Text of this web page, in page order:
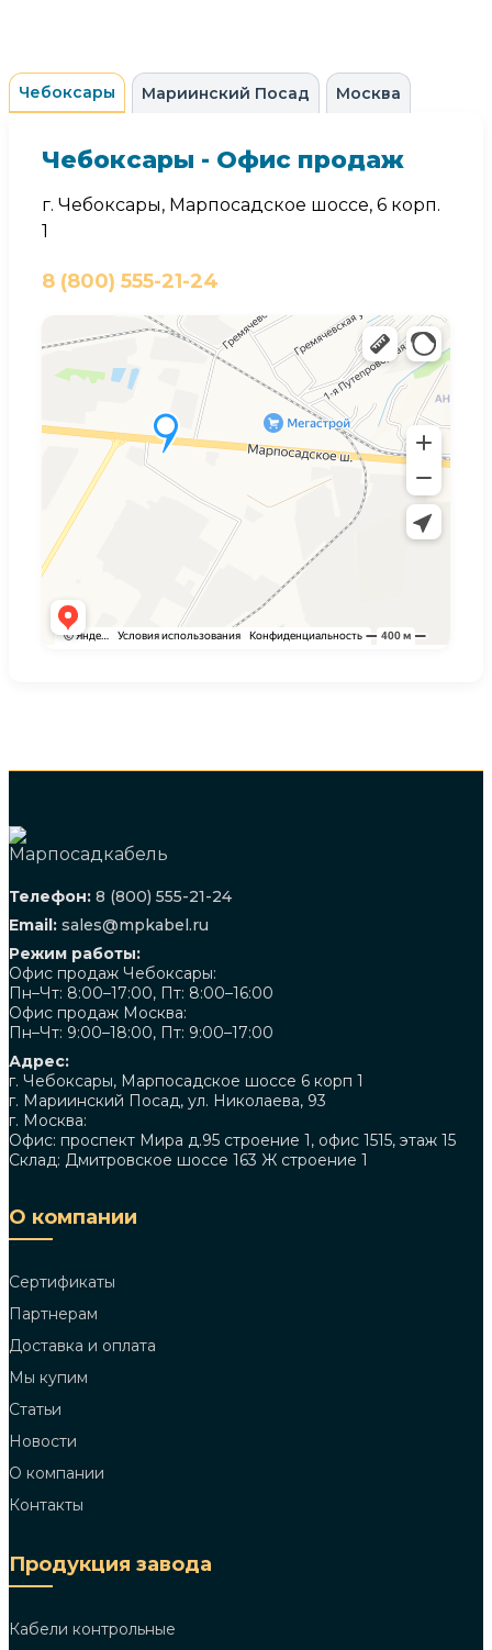
Чебоксары Мариинский Посад Москва
Чебоксары - Офис продаж
г. Чебоксары, Марпосадское шоссе, 6 корп.
1
8 (800) 555-21-24
Телефон: 8 (800) 555-21-24
Email: sales@mpkabel.ru
Режим работы:
Офис продаж Чебоксары:
Пн–Чт: 8:00–17:00, Пт: 8:00–16:00
Офис продаж Москва:
Пн–Чт: 9:00–18:00, Пт: 9:00–17:00
Адрес:
г. Чебоксары, Марпосадское шоссе 6 корп 1
г. Мариинский Посад, ул. Николаева, 93
г. Москва:
Офис: проспект Мира д.95 строение 1, офис 1515, этаж 15
Склад: Дмитровское шоссе 163 Ж строение 1
О компании
Сертификаты
Партнерам
Доставка и оплата
Мы купим
Статьи
Новости
О компании
Контакты
Продукция завода
Кабели контрольные